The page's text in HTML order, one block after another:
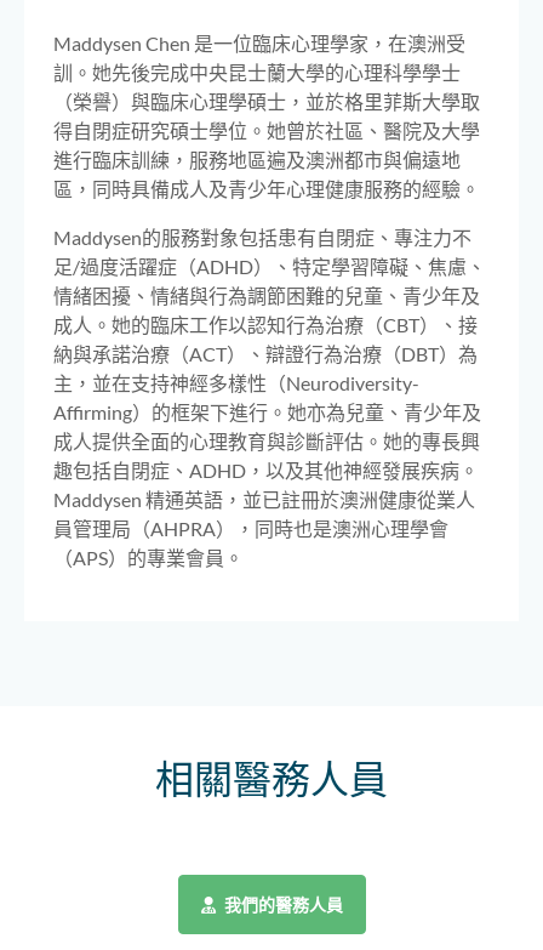
Maddysen Chen 是一位臨床心理學家，在澳洲受
訓。她先後完成中央昆士蘭大學的心理科學學士
（榮譽）與臨床心理學碩士，並於格里菲斯大學取
得自閉症研究碩士學位。她曾於社區、醫院及大學
進行臨床訓練，服務地區遍及澳洲都市與偏遠地
區，同時具備成人及青少年心理健康服務的經驗。
Maddysen的服務對象包括患有自閉症、專注力不
足/過度活躍症（ADHD）、特定學習障礙、焦慮、
情緒困擾、情緒與行為調節困難的兒童、青少年及
成人。她的臨床工作以認知行為治療（CBT）、接
納與承諾治療（ACT）、辯證行為治療（DBT）為
主，並在支持神經多樣性（Neurodiversity-
Affirming）的框架下進行。她亦為兒童、青少年及
成人提供全面的心理教育與診斷評估。她的專長興
趣包括自閉症、ADHD，以及其他神經發展疾病。
Maddysen 精通英語，並已註冊於澳洲健康從業人
員管理局（AHPRA），同時也是澳洲心理學會
（APS）的專業會員。
相關醫務人員
我們的醫務人員